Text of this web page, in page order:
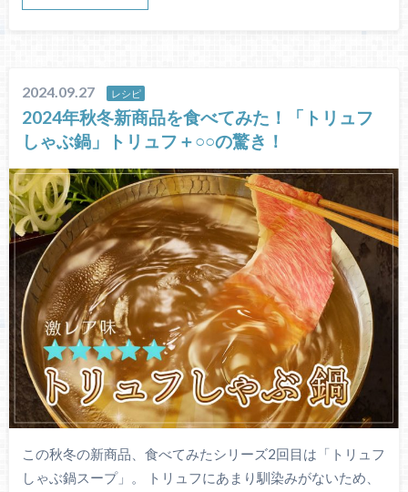
2024.09.27 レシピ
2024年秋冬新商品を食べてみた！「トリュフ
しゃぶ鍋」トリュフ＋○○の驚き！
この秋冬の新商品、食べてみたシリーズ2回目は「トリュフ
しゃぶ鍋スープ」。 トリュフにあまり馴染みがないため、